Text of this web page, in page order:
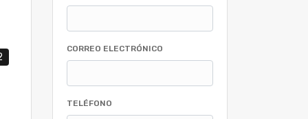
CORREO ELECTRÓNICO
TELÉFONO